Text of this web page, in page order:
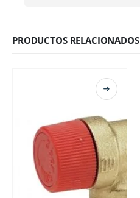
PRODUCTOS RELACIONADOS